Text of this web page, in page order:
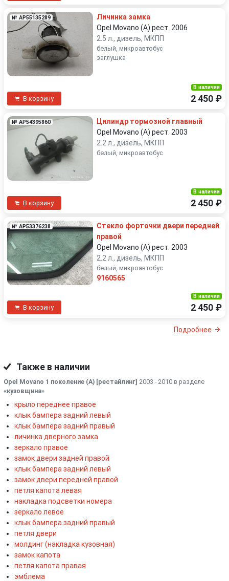
№ AP55135289
Личинка замка
Opel Movano (A) рест. 2006
2.5 л., дизель, МКПП
белый, микроавтобус
заглушка
В корзину
В наличии
2 450 ₽
№ AP54395860
Цилиндр тормозной главный
Opel Movano (A) рест. 2003
2.2 л., дизель, МКПП
белый, микроавтобус
В корзину
В наличии
2 450 ₽
№ AP53376238
Стекло форточки двери передней
правой
Opel Movano (A) рест. 2003
2.2 л., дизель, МКПП
белый, микроавтобус
9160565
В корзину
В наличии
2 450 ₽
Подробнее
Также в наличии
Opel Movano 1 поколение (A) [рестайлинг] 2003 - 2010 в разделе
«кузовщина»
крыло переднее правое
клык бампера задний левый
клык бампера задний правый
личинка дверного замка
зеркало правое
замок двери задней правой
клык бампера задний левый
замок двери передней правой
петля капота левая
накладка подсветки номера
зеркало левое
клык бампера задний правый
петля двери
молдинг (накладка кузовная)
замок капота
петля капота правая
эмблема